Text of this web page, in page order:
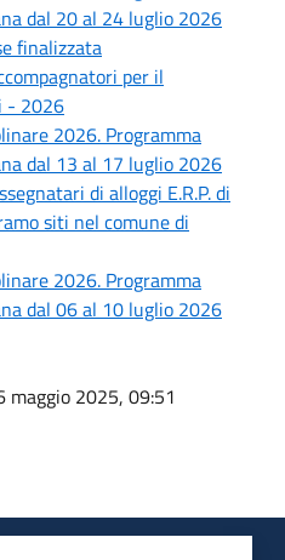
dal 20 al 24 luglio 2026
finalizzata
per il
- 2026
2026. Programma
dal 13 al 17 luglio 2026
di alloggi E.R.P. di
siti nel comune di
2026. Programma
dal 06 al 10 luglio 2026
maggio 2025, 09:51